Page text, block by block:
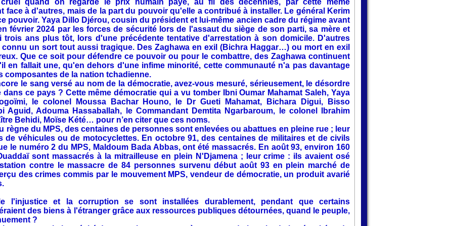
quand on regarde le prix humain payé, au fil des décennies, par cette même
face à d'autres, mais de la part du pouvoir qu'elle a contribué à installer. Le général Kerim
pouvoir. Yaya Dillo Djérou, cousin du président et lui-même ancien cadre du régime avant
février 2024 par les forces de sécurité lors de l'assaut du siège de son parti, sa mère et
ans plus tôt, lors d'une précédente tentative d'arrestation à son domicile. D'autres
un sort tout aussi tragique. Des Zaghawa en exil (Bichra Haggar…) ou mort en exil
Que ce soit pour défendre ce pouvoir ou pour le combattre, des Zaghawa continuent
en fallait une, qu'en dehors d'une infime minorité, cette communauté n'a pas davantage
composantes de la nation tchadienne.
le sang versé au nom de la démocratie, avez-vous mesuré, sérieusement, le désordre
ce pays ? Cette même démocratie qui a vu tomber Ibni Oumar Mahamat Saleh, Yaya
le colonel Moussa Bachar Houno, le Dr Gueti Mahamat, Bichara Digui, Bisso
Aguid, Adouma Hassaballah, le Commandant Demtita Ngarbaroum, le colonel Ibrahim
Behidi, Moïse Kété… pour n’en citer que ces noms.
règne du MPS, des centaines de personnes sont enlevées ou abattues en pleine rue ; leur
de véhicules ou de motocyclettes. En octobre 91, des centaines de militaires et de civils
le numéro 2 du MPS, Maldoum Bada Abbas, ont été massacrés. En août 93, environ 160
sont massacrés à la mitrailleuse en plein N'Djamena ; leur crime : ils avaient osé
contre le massacre de 84 personnes survenu début août 93 en plein marché de
des crimes commis par le mouvement MPS, vendeur de démocratie, un produit avarié
l'injustice et la corruption se sont installées durablement, pendant que certains
des biens à l'étranger grâce aux ressources publiques détournées, quand le peuple,
?